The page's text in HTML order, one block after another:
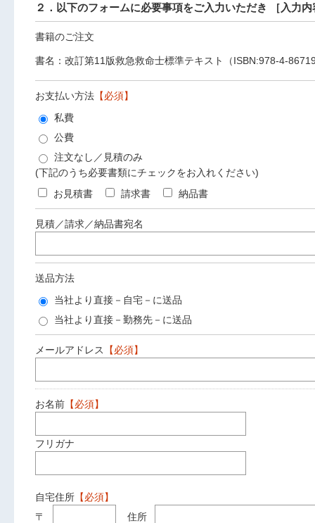
２．以下のフォームに必要事項をご入力いただき ［入力
書籍のご注文
書名：改訂第11版救急救命士標準テキスト（ISBN:978-4-
お支払い方法 【必須】
私費
公費
注文なし／見積のみ
(下記のうち必要書類にチェックをお入れください)
お見積書
請求書 納品書
見積／請求／納品書宛名
送品方法
当社より直接－自宅－に送品
当社より直接－勤務先－に送品
メールアドレス 【必須】
お名前 【必須】
フリガナ
自宅住所 【必須】
〒
住所